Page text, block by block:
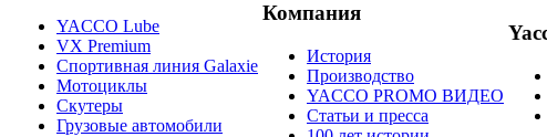
YACCO Lube
VX Premium
Спортивная линия Galaxie
Мотоциклы
Скутеры
Грузовые автомобили
Компания
История
Производство
YACCO PROMO ВИДЕО
Статьи и пресса